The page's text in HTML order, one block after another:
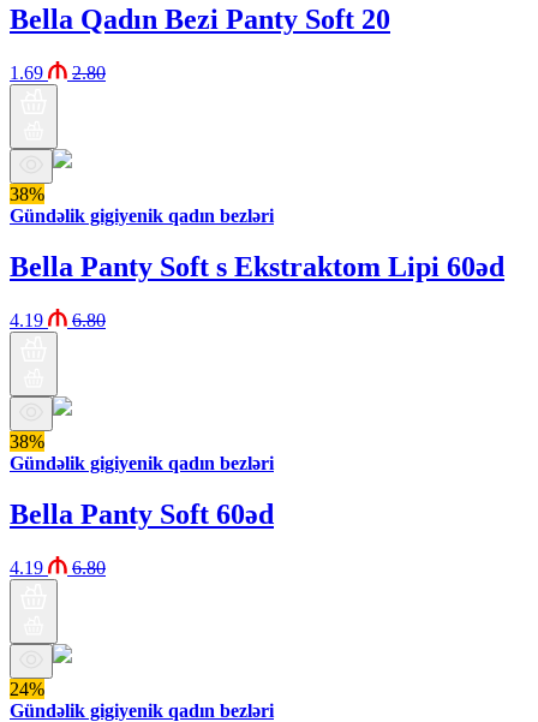
Bella Qadın Bezi Panty Soft 20
1.69 2.80
38%
Gündəlik gigiyenik qadın bezləri
Bella Panty Soft s Ekstraktom Lipi 60əd
4.19 6.80
38%
Gündəlik gigiyenik qadın bezləri
Bella Panty Soft 60əd
4.19 6.80
24%
Gündəlik gigiyenik qadın bezləri